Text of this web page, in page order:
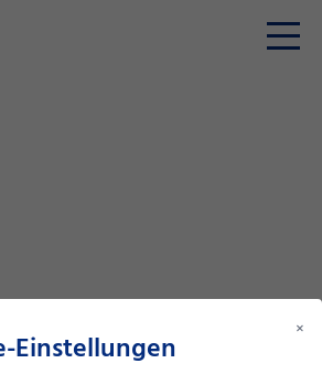
×
Einstellungen